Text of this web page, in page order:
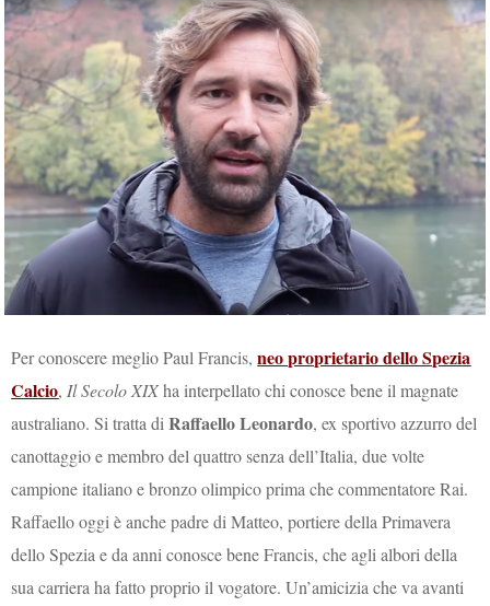
Per conoscere meglio Paul Francis,neo proprietario dello Spezia
Calcio, Il Secolo XIXha interpellato chi conosce bene il magnate
australiano. Si tratta diRaffaello Leonardo, ex sportivo azzurro del
canottaggio e membro del quattro senza dell’Italia, due volte
campione italiano e bronzo olimpico prima che commentatore Rai.
Raffaello oggi è anche padre di Matteo, portiere della Primavera
dello Spezia e da anni conosce bene Francis, che agli albori della
sua carriera ha fatto proprio il vogatore. Un’amicizia che va avanti